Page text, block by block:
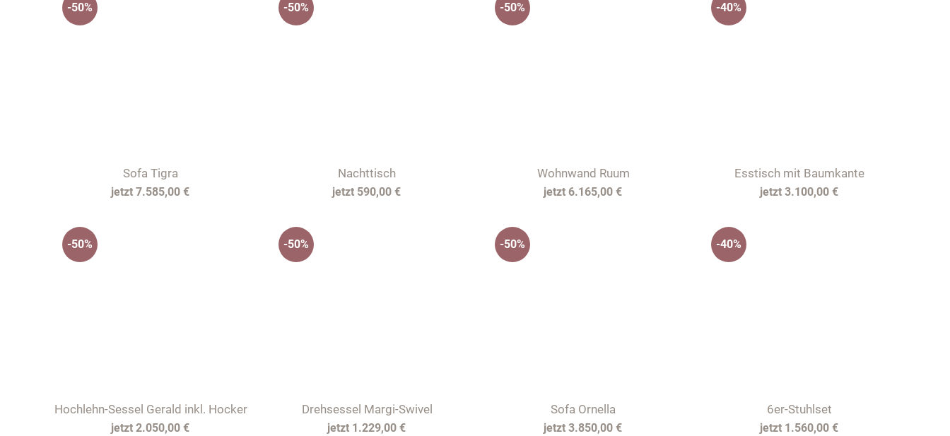
Sofa Tigra
7.585,00 €
-50%
Nachttisch
590,00 €
-50%
Wohnwand Ruum
6.165,00 €
-50%
Esstisch mit Baumkante
3.100,00 €
-40%
Hochlehn-Sessel Gerald inkl. Hocker
2.050,00 €
-50%
Drehsessel Margi-Swivel
1.229,00 €
-50%
Sofa Ornella
3.850,00 €
-50%
6er-Stuhlset
1.560,00 €
-40%